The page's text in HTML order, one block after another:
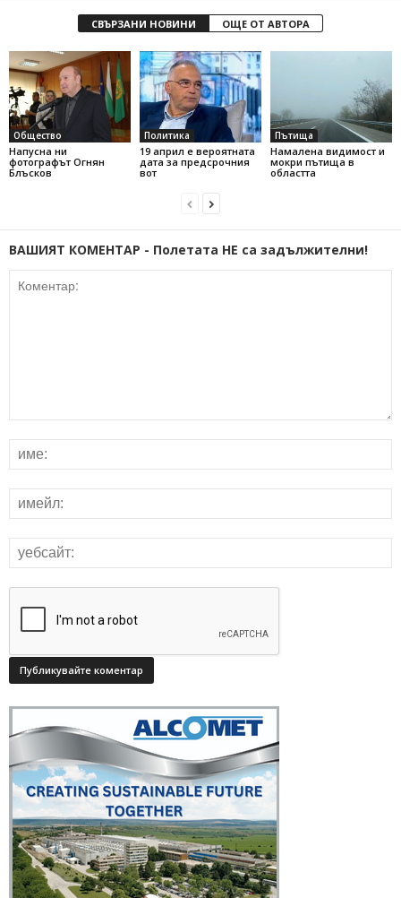
СВЪРЗАНИ НОВИНИ ОЩЕ ОТ АВТОРА
Общество
Напусна ни
фотографът Огнян
Блъсков
Политика
19 април е вероятната
дата за предсрочния
вот
Пътища
Намалена видимост и
мокри пътища в
областта
ВАШИЯТ КОМЕНТАР - Полетата НЕ са задължителни!